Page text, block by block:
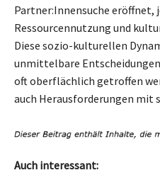
Partner:Innensuche eröffnet,
Ressourcennutzung und
Diese sozio-kulturellen
unmittelbare
oft oberflächlich getroffen
auch Herausforderungen mit
Auch interessant: